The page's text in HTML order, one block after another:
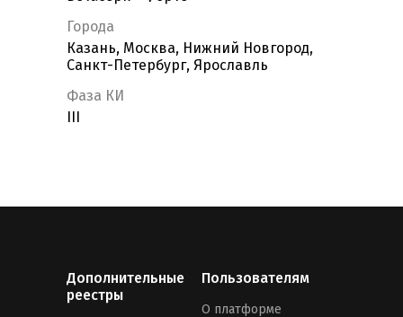
Города
Казань, Москва, Нижний Новгород,
Санкт-Петербург, Ярославль
Фаза КИ
Дополнительные
реестры
Пользователям
О платформе